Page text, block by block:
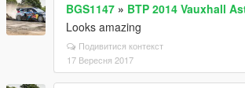
BGS1147 » BTP 2014 Vauxhall
Looks amazing
Подивитися контекст
17 Вересня 2017